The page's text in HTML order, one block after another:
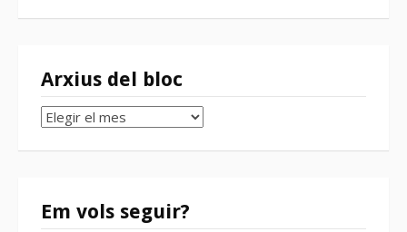
Arxius del bloc
Arxius
bloc
Em vols seguir?